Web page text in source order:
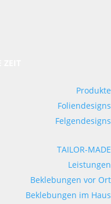
Produkte
Foliendesigns
Felgendesigns
TAILOR-MADE
Leistungen
Beklebungen vor Ort
Beklebungen im Haus